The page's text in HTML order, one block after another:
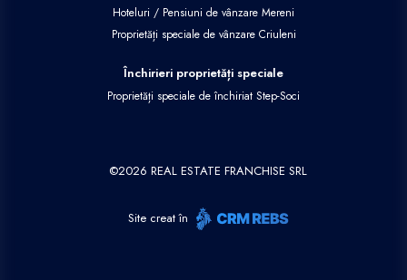
Hoteluri / Pensiuni de vânzare Mereni
Proprietăți speciale de vânzare Criuleni
Închirieri proprietăți speciale
Proprietăți speciale de închiriat Step-Soci
©2026 REAL ESTATE FRANCHISE SRL
Site creat în